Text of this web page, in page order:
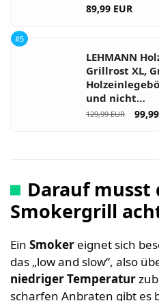
89,99 EUR
#5
LEHMANN
Grillrost XL,
und nicht…
129,99 EUR
Darauf musst
Smokergrill
Ein Smoker eignet sich
das „low and slow“, also
niedriger Temperatur
scharfen Anbraten gibt es